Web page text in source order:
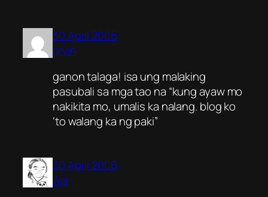
30 April 2006
arvin
ganon talaga! isa ung malaking
pasubali sa mga tao na “kung ayaw mo
nakikita mo, umalis ka nalang. blog ko
‘to walang ka ng paki”
30 April 2006
Aja